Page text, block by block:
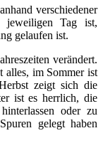
verschiedener
jeweiligen Tag ist,
gelaufen ist.
verändert.
alles, im Sommer ist
zeigt sich die
ist es herrlich, die
oder zu
gelegt haben